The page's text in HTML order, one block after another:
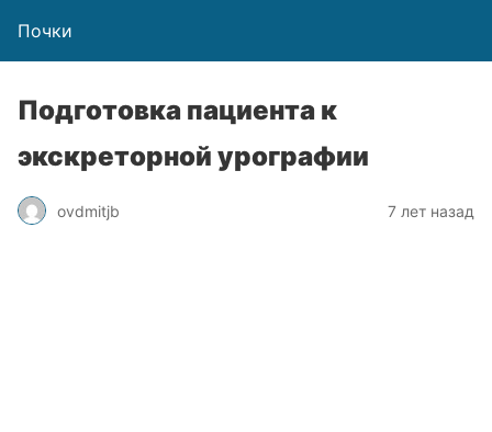
Почки
Подготовка пациента к
экскреторной урографии
ovdmitjb 7 лет назад